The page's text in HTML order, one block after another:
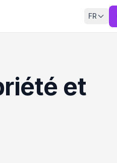
FR
et